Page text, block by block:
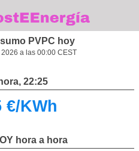
PVPC hoy
a las 00:00 CEST
22:25
€/KWh
hora a hora